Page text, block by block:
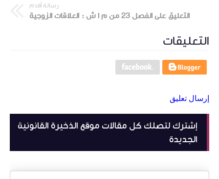
رسالة أقدم
التعليق على الفصل 23 من م ا ش : العلاقات الزوجية
التعليقات
إرسال تعليق
إشترك لتصلك كل مقالات موقع الذخيرة القانونية
الجديدة